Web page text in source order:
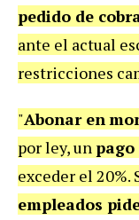
pedido de
ante el actual
restricciones
"Abonar en
por ley, unpago
exceder el 20%.
empleados